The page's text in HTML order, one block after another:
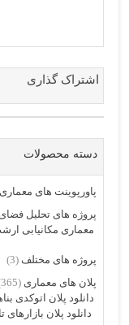
اشتراک گذاری
دسته محصولات
پاورپوینت های معماری
پروژه های تحلیل
معماری مکانیابی
پروژه های مختلف (3)
پلان های معماری (365)
دانلود پلان اتوکدی
دانلود پلان بازارهای